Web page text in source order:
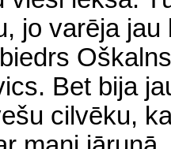
jo varēja
Bet bija
cilvēku,